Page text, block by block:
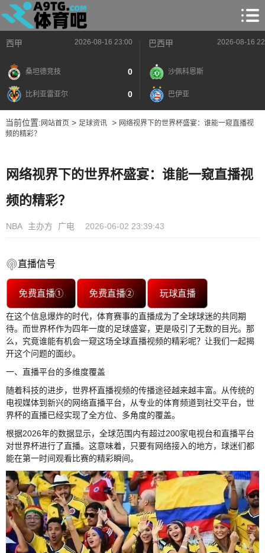
西甲 2026-08-16 23:00
桑坦德竞技 0
比利亚雷亚尔 0
巴西甲 2026-08-16
沙佩科恩斯
巴伊亚
当前位置: 网站首页> 足球资讯> 网络视界下的世界杯盛宴：谁能一窥直播视
频的精彩？
网络视界下的世界杯盛宴：谁能一窥直播视
频的精彩？
NBA 主办方 广电 2026-06-02 23:39:43
直播信号
免费直播① 免费直播② 玩球直播
在这个信息爆炸的时代，体育赛事的直播成为了全球球迷的共同期
待。而世界杯作为四年一度的足球盛宴，更是吸引了无数的目光。那
么，究竟谁能有机会一窥这场全球直播视频的精彩呢？让我们一起揭
开这个问题的面纱。
一、直播平台的多维度覆盖
随着科技的进步，世界杯直播视频的传播途径越来越丰富。从传统的
电视媒体到新兴的网络直播平台，从专业的体育频道到社交平台，世
界杯的直播已经实现了全方位、多角度的覆盖。
根据2026年的数据显示，全球范围内有超过200家电视台和直播平台
对世界杯进行了直播。这意味着，只要有网络接入的地方，球迷们都
能在第一时间观看比赛的精彩瞬间。